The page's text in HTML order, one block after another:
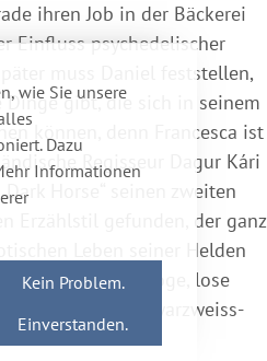
wie Sie unsere
Dazu
Informationen
Kein Problem.
Einverstanden.
ihren Job in der Bäckerei
Einfluss psychedelischer
muss Daniel feststellen,
Dinge gibt, die sich in seinem
können, denn Francesca ist
Regisseur Dagur Kári
Horse“ seinen zweiten
Erzählstil gefunden, der ganz
Leben seiner Helden
lakonische Dialoge, lose
in spröden Schwarzweiss-